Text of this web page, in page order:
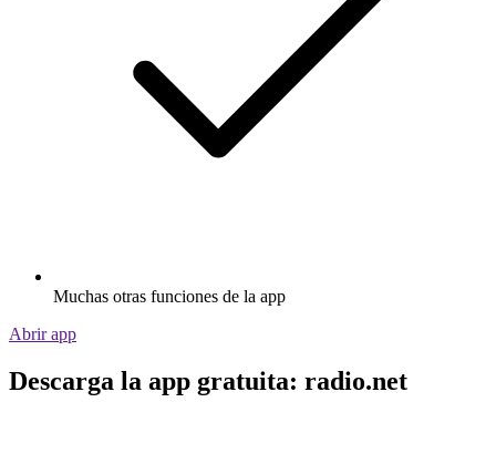
Muchas otras funciones de la app
Abrir app
Descarga la app gratuita: radio.net